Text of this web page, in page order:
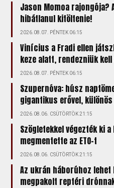
Jason Momoa rajongója?
hibátlanul kitöltenie!
2026.08.07. PÉNTEK 06:15
Vinícius a Fradi ellen
keze alatt, rendezniük
2026.08.07. PÉNTEK 06:15
Szupernóva: húsz
gigantikus erővel,
2026.08.06. CSÜTÖRTÖK 21:15
Szögletekkel végezték ki a
megmentette az ETO-t
2026.08.06. CSÜTÖRTÖK 21:15
Az ukrán háborúhoz
megpakolt reptéri